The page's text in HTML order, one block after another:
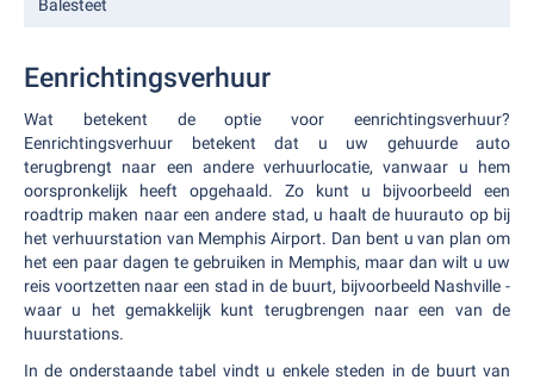
Balesteet
Eenrichtingsverhuur
Wat betekent de optie voor eenrichtingsverhuur?
Eenrichtingsverhuur betekent dat u uw gehuurde auto
terugbrengt naar een andere verhuurlocatie, vanwaar u hem
oorspronkelijk heeft opgehaald. Zo kunt u bijvoorbeeld een
roadtrip maken naar een andere stad, u haalt de huurauto op bij
het verhuurstation van Memphis Airport. Dan bent u van plan om
het een paar dagen te gebruiken in Memphis, maar dan wilt u uw
reis voortzetten naar een stad in de buurt, bijvoorbeeld Nashville -
waar u het gemakkelijk kunt terugbrengen naar een van de
huurstations.
In de onderstaande tabel vindt u enkele steden in de buurt van